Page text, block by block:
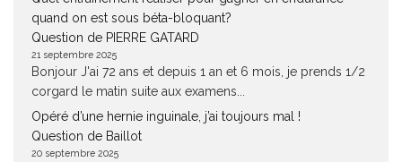
quand on est sous béta-bloquant?
Question de PIERRE GATARD
21 septembre 2025
Bonjour J'ai 72 ans et depuis 1 an et 6 mois, je prends 1/2
corgard le matin suite aux examens...
Opéré d’une hernie inguinale, j’ai toujours mal !
Question de Baillot
20 septembre 2025